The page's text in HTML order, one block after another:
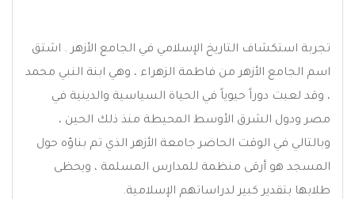
تجربة استكشاف التاريخ الإسلامي في الجامع الأزهر . اشتق
اسم الجامع الأزهر من فاطمة الزهراء ، وهي ابنة النبي محمد
، وقد لعبت دوراً حيوياً في الحياة السياسية والدينية في
مصر ودول الشرق الأوسط المحيطة منذ ذلك الحين ،
وبالتالي في الوقت الحاضر جامعة الأزهر الذي تم بناؤه حول
المسجد هو أرقى منظمة للمدارس المسلمة ، ويحظى
طلابها بتقدير كبير لدراساتهم الإسلامية.